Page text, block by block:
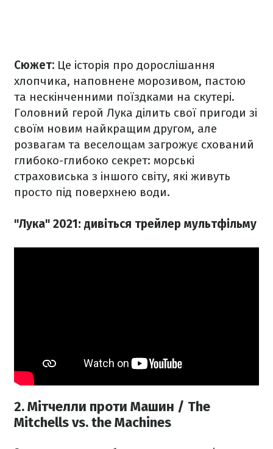
Сюжет: Це історія про дорослішання
хлопчика, наповнене морозивом, пастою
та нескінченними поїздками на скутері.
Головний герой Лука ділить свої пригоди зі
своїм новим найкращим другом, але
розвагам та веселощам загрожує схований
глибоко-глибоко секрет: морські
страховиська з іншого світу, які живуть
просто під поверхнею води.
"Лука" 2021: дивіться трейлер мультфільму
2. Мітчелли проти Машин / The
Mitchells vs. the Machines